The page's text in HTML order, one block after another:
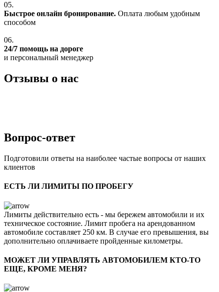
05.
Быстрое онлайн бронирование. Оплата любым удобным
способом
06.
24/7 помощь на дороге
и персональный менеджер
Отзывы о нас
Вопрос-ответ
Подготовили ответы на наиболее частые вопросы от наших
клиентов
ЕСТЬ ЛИ ЛИМИТЫ ПО ПРОБЕГУ
Лимиты действительно есть - мы бережем автомобили и их
техническое состояние. Лимит пробега на арендованном
автомобиле составляет 250 км. В случае его превышения, вы
дополнительно оплачиваете пройденные километры.
МОЖЕТ ЛИ УПРАВЛЯТЬ АВТОМОБИЛЕМ КТО-ТО
ЕЩЕ, КРОМЕ МЕНЯ?